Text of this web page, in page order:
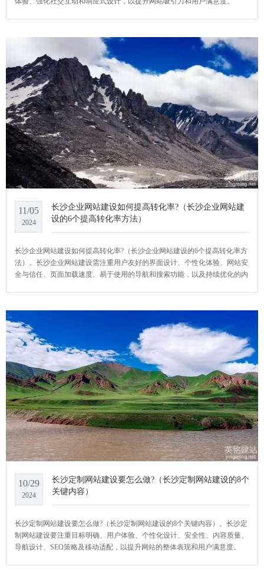
11/05
2024
长沙企业网站建设如何提高转化率?（长沙企业网站建
设的6个提高转化率方法）
长沙企业网站建设如何提高转化率?（长沙企业网站建设的6个提高转化率方
法）。长沙企业网站建设需注重用户友好的界面设计、个性化体验、网站安
全与信任、页面加载速度、易于使用的导航和搜索功能，以及持续优化的内
10/29
2024
长沙定制网站建设要怎么做?（长沙定制网站建设的8个
关键内容）
长沙定制网站建设要怎么做?（长沙定制网站建设的8个关键内容）。长沙定
制网站建设要注重目标明确、用户体验、个性化设计、安全性、内容质量、
导航设计、SEO策略及移动适配，以提升网站的整体表现和用户满意度。